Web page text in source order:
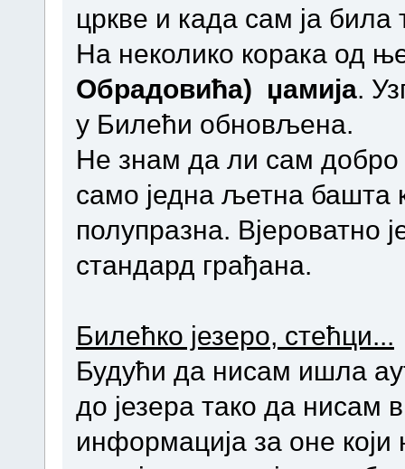
цркве и када сам ја
На неколико корака од
Обрадовића) џамија.
у Билећи обновљена.
Не знам да ли сам добро
само једна љетна башта
полупразна. Вјероватно
стандард грађана.
Билећко језеро, стећци...
Будући да нисам ишла
до језера тако да нисам
информација за оне који